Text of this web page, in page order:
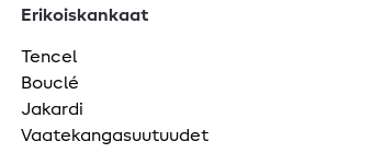
Erikoiskankaat
Tencel
Bouclé
Jakardi
Vaatekangasuutuudet